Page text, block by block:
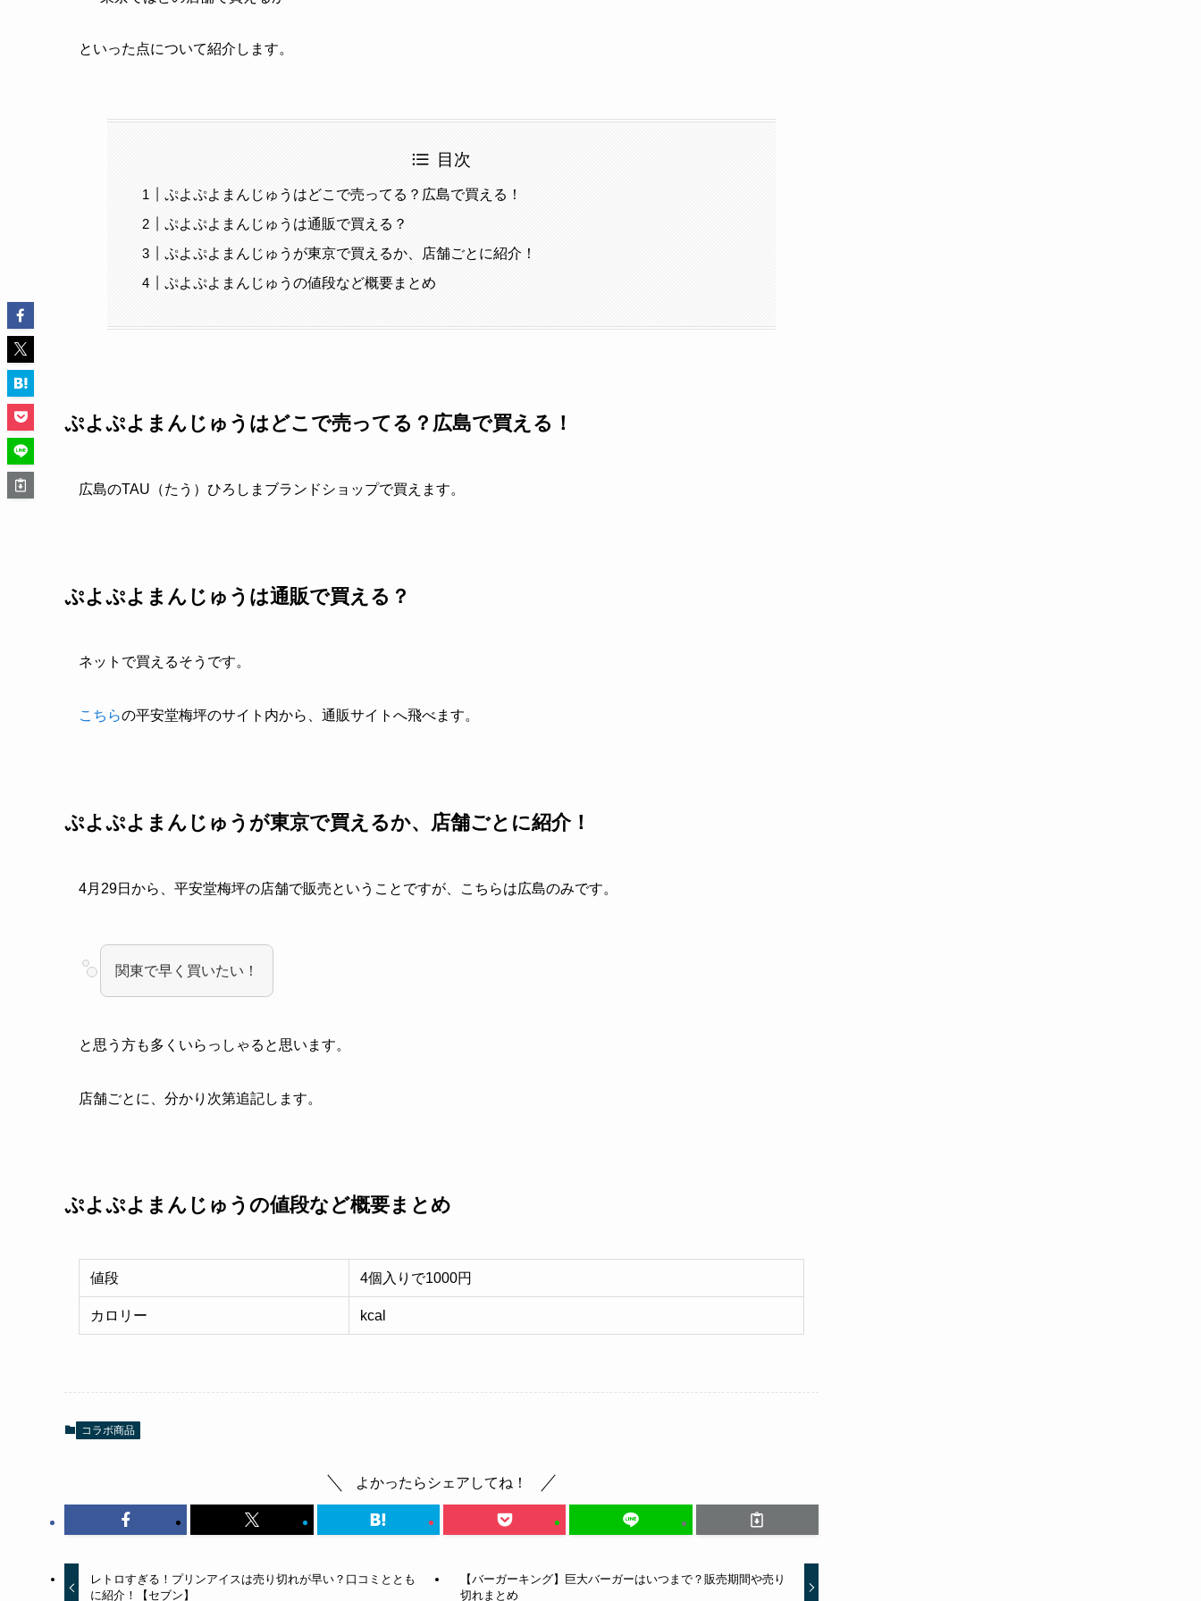
といった点について紹介します。
目次
ぷよぷよまんじゅうはどこで売ってる？広島で買える！
ぷよぷよまんじゅうは通販で買える？
ぷよぷよまんじゅうが東京で買えるか、店舗ごとに紹介！
ぷよぷよまんじゅうの値段など概要まとめ
ぷよぷよまんじゅうはどこで売ってる？広島で買える！
広島のTAU（たう）ひろしまブランドショップで買えます。
ぷよぷよまんじゅうは通販で買える？
ネットで買えるそうです。
こちらの平安堂梅坪のサイト内から、通販サイトへ飛べます。
ぷよぷよまんじゅうが東京で買えるか、店舗ごとに紹介！
4月29日から、平安堂梅坪の店舗で販売ということですが、こちらは広島のみです。
関東で早く買いたい！
と思う方も多くいらっしゃると思います。
店舗ごとに、分かり次第追記します。
ぷよぷよまんじゅうの値段など概要まとめ
値段 4個入りで1000円
カロリー kcal
コラボ商品
よかったらシェアしてね！
レトロすぎる！プリンアイスは売り切れが早い？口コミととも
に紹介！【セブン】
【バーガーキング】巨大バーガーはいつまで？販売期間や売り
切れまとめ